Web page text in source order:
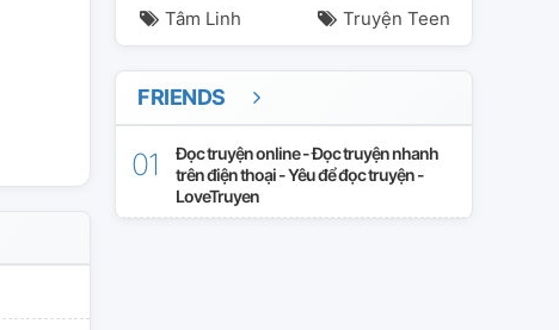
Tâm Linh Truyện Teen
FRIENDS
Đọc truyện online - Đọc truyện nhanh
trên điện thoại - Yêu để đọc truyện -
LoveTruyen